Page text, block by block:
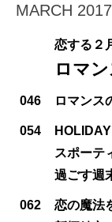
MARCH
恋する２
ロマ
046 ロマンス
054
HOLIDAY
スポーテ
過ごす週
062
恋の魔法